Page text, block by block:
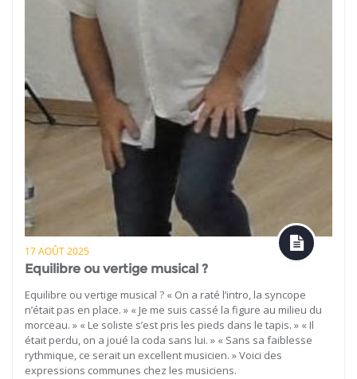
17 AOÛT 2025
Equilibre ou vertige musical ?
Equilibre ou vertige musical ? « On a raté l’intro, la syncope
n’était pas en place. » « Je me suis cassé la figure au milieu du
morceau. » « Le soliste s’est pris les pieds dans le tapis. » « Il
était perdu, on a joué la coda sans lui. » « Sans sa faiblesse
rythmique, ce serait un excellent musicien. » Voici des
expressions communes chez les musiciens.